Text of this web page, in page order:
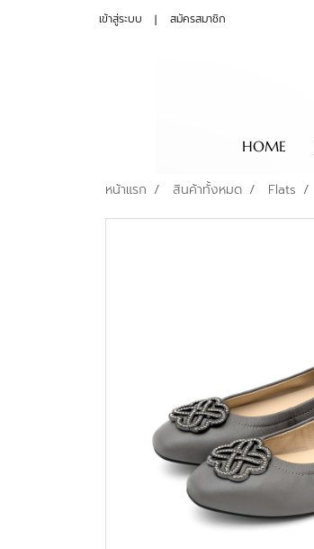
เข้าสู่ระบบ สมัครสมาชิก
HOME
หน้าแรก สินค้าทั้งหมด Flats